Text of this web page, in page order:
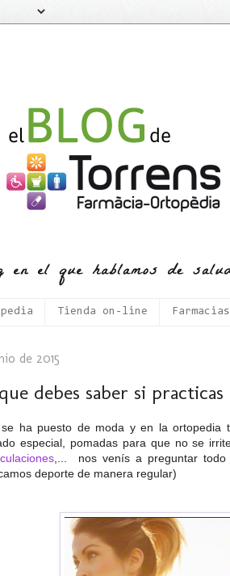
Tienda on-line
de 2015
debes saber si
ha puesto de moda y en la ortopedia
especial, pomadas para que no se
,... nos venís a preguntar
deporte de manera regular)